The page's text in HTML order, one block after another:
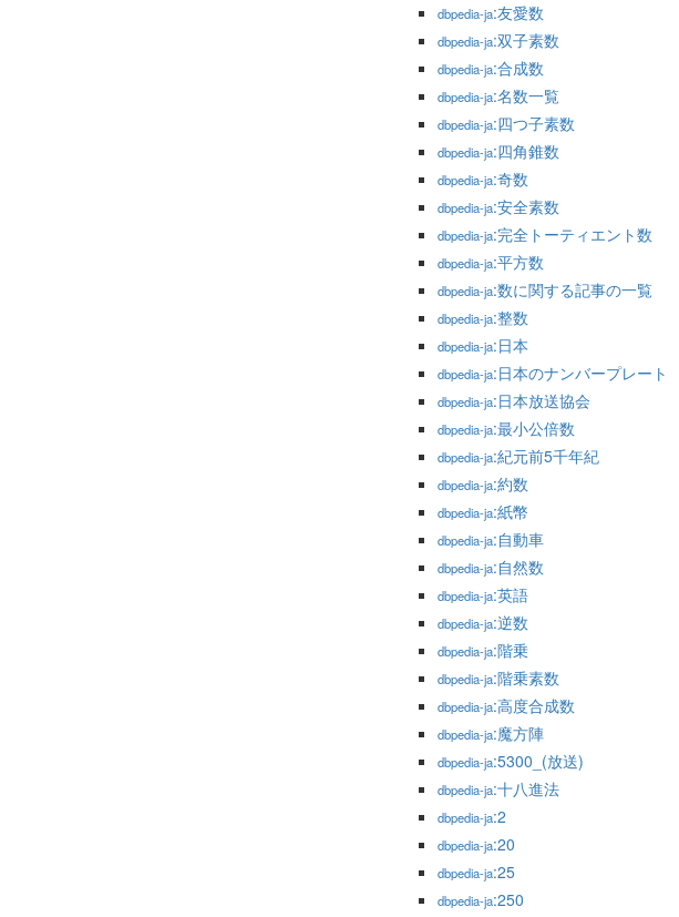
dbpedia-ja:友愛数
dbpedia-ja:双子素数
dbpedia-ja:合成数
dbpedia-ja:名数一覧
dbpedia-ja:四つ子素数
dbpedia-ja:四角錐数
dbpedia-ja:奇数
dbpedia-ja:安全素数
dbpedia-ja:完全トーティエント数
dbpedia-ja:平方数
dbpedia-ja:数に関する記事の一覧
dbpedia-ja:整数
dbpedia-ja:日本
dbpedia-ja:日本のナンバープレート
dbpedia-ja:日本放送協会
dbpedia-ja:最小公倍数
dbpedia-ja:紀元前5千年紀
dbpedia-ja:約数
dbpedia-ja:紙幣
dbpedia-ja:自動車
dbpedia-ja:自然数
dbpedia-ja:英語
dbpedia-ja:逆数
dbpedia-ja:階乗
dbpedia-ja:階乗素数
dbpedia-ja:高度合成数
dbpedia-ja:魔方陣
dbpedia-ja:5300_(放送)
dbpedia-ja:十八進法
dbpedia-ja:2
dbpedia-ja:20
dbpedia-ja:25
dbpedia-ja:250